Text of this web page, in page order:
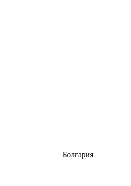
Болгария